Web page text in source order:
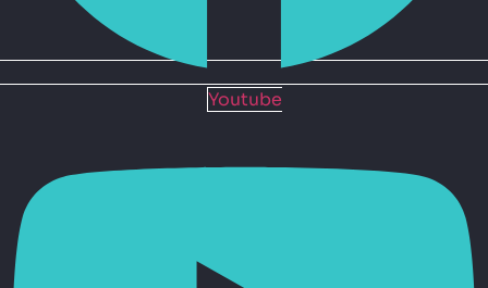
Youtube